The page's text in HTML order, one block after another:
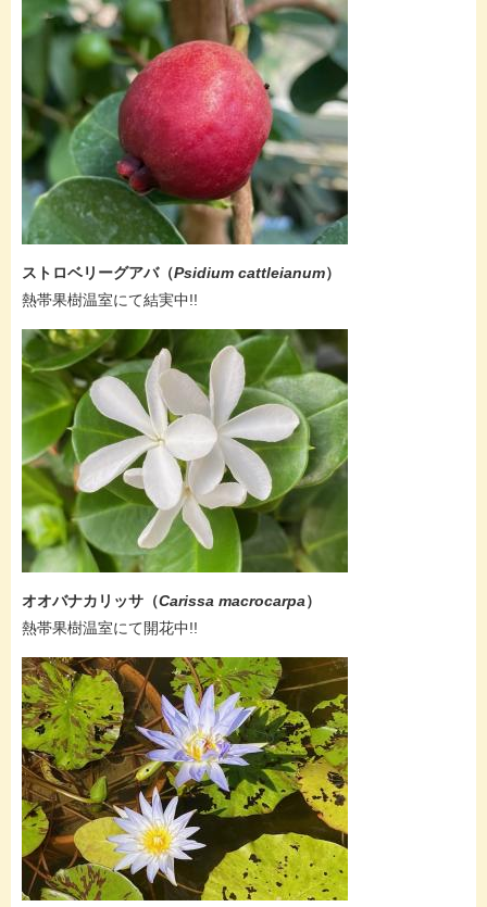
ストロベリーグアバ（Psidium cattleianum）
​熱帯果樹温室にて結実中!!
オオバナカリッサ​（Carissa macrocarpa）
​熱帯果樹温室にて開花中!!